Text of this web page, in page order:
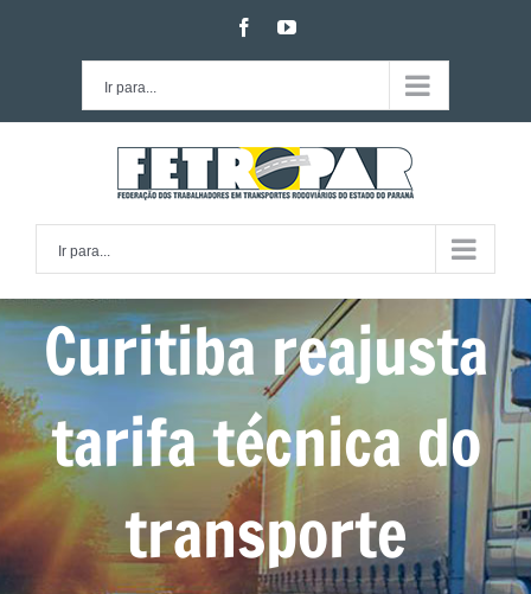
facebookyoutube
Ir para...
Ir para...
Curitiba reajusta
tarifa técnica do
transporte